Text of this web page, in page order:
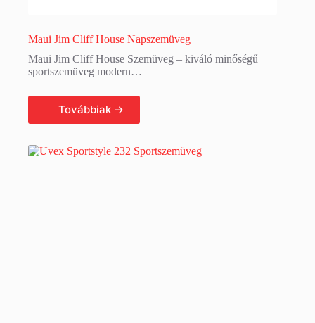
Maui Jim Cliff House Napszemüveg
Maui Jim Cliff House Szemüveg – kiváló minőségű
sportszemüveg modern…
Tovább olvasom